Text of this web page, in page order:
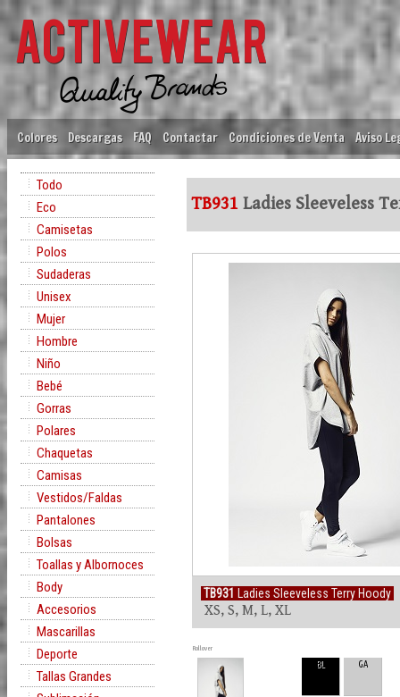
Colores Descargas FAQ Contactar Condiciones de Venta Aviso
Todo
Eco
Camisetas
Polos
Sudaderas
Unisex
Mujer
Hombre
Niño
Bebé
Gorras
Polares
Chaquetas
Camisas
Vestidos/Faldas
Pantalones
Bolsas
Toallas y Albornoces
Body
Accesorios
Mascarillas
Deporte
Tallas Grandes
TB931 Ladies Sleeveless
TB931 Ladies Sleeveless Terry Hoody
XS, S, M, L, XL
Rollover
BL GA